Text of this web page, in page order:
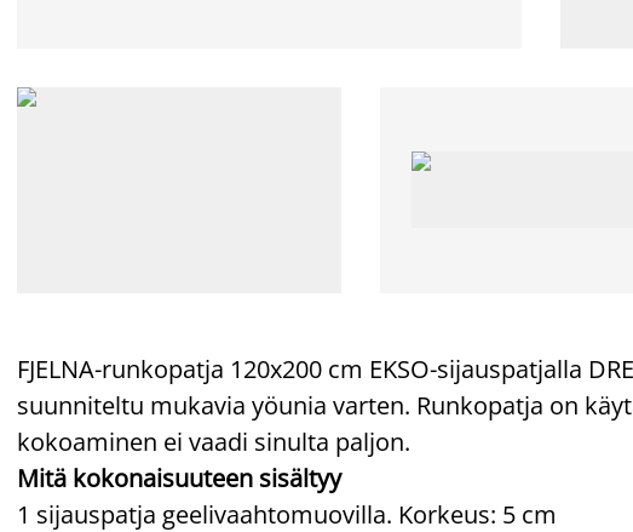
FJELNA-runkopatja 120x200 cm EKSO-sijauspatjalla
suunniteltu mukavia yöunia varten. Runkopatja on
kokoaminen ei vaadi sinulta paljon.
Mitä kokonaisuuteen sisältyy
1 sijauspatja geelivaahtomuovilla. Korkeus: 5 cm